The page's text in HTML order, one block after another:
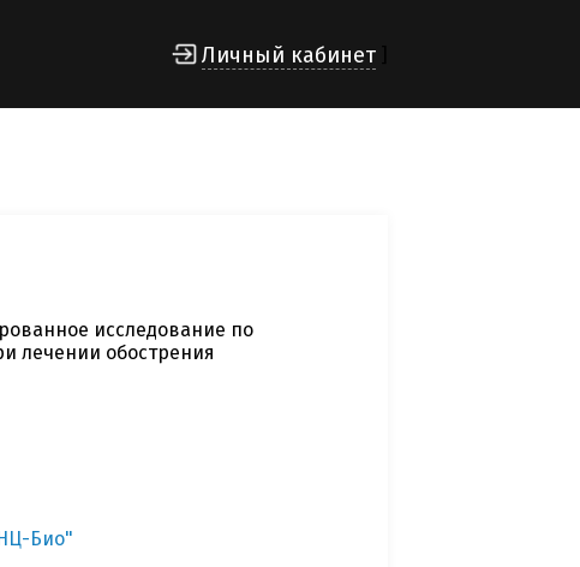
Личный кабинет
исследование по
лечении обострения
Био"